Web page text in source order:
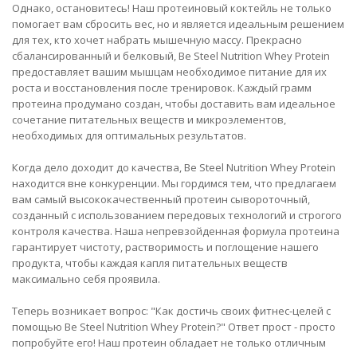
Однако, остановитесь! Наш протеиновый коктейль не только
помогает вам сбросить вес, но и является идеальным решением
для тех, кто хочет набрать мышечную массу. Прекрасно
сбалансированный и белковый, Be Steel Nutrition Whey Protein
предоставляет вашим мышцам необходимое питание для их
роста и восстановления после тренировок. Каждый грамм
протеина продумано создан, чтобы доставить вам идеальное
сочетание питательных веществ и микроэлементов,
необходимых для оптимальных результатов.
Когда дело доходит до качества, Be Steel Nutrition Whey Protein
находится вне конкуренции. Мы гордимся тем, что предлагаем
вам самый высококачественный протеин сывороточный,
созданный с использованием передовых технологий и строгого
контроля качества. Наша непревзойденная формула протеина
гарантирует чистоту, растворимость и поглощение нашего
продукта, чтобы каждая капля питательных веществ
максимально себя проявила.
Теперь возникает вопрос: "Как достичь своих фитнес-целей с
помощью Be Steel Nutrition Whey Protein?" Ответ прост - просто
попробуйте его! Наш протеин обладает не только отличным